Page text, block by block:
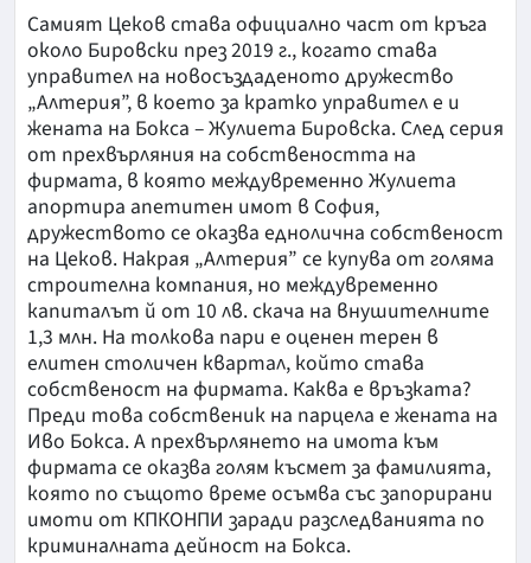
Самият Цеков става официално част от кръга
около Бировски през 2019 г., когато става
управител на новосъздаденото дружество
„Алтерия”, в което за кратко управител е и
жената на Бокса – Жулиета Бировска. След серия
от прехвърляния на собствеността на
фирмата, в която междувременно Жулиета
апортира апетитен имот в София,
дружеството се оказва еднолична собственост
на Цеков. Накрая „Алтерия” се купува от голяма
строителна компания, но междувременно
капиталът й от 10 лв. скача на внушителните
1,3 млн. На толкова пари е оценен терен в
елитен столичен квартал, който става
собственост на фирмата. Каква е връзката?
Преди това собственик на парцела е жената на
Иво Бокса. А прехвърлянето на имота към
фирмата се оказва голям късмет за фамилията,
която по същото време осъмва със запорирани
имоти от КПКОНПИ заради разследванията по
криминалната дейност на Бокса.